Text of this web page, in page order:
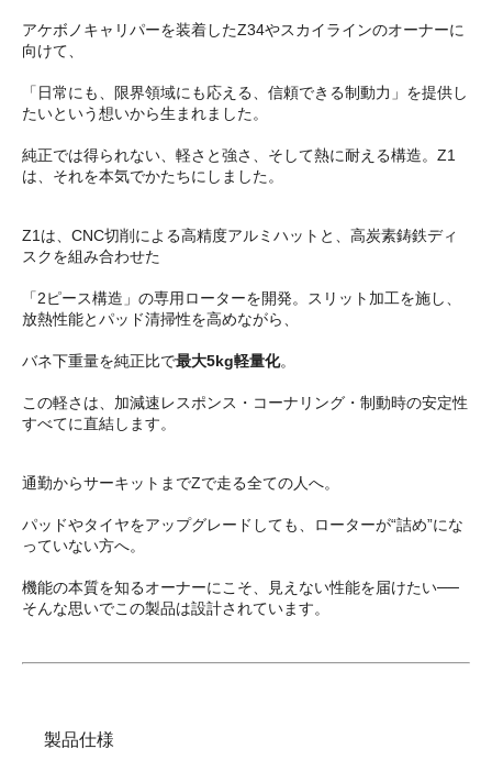
アケボノキャリパーを装着したZ34やスカイラインのオーナーに
向けて、
「日常にも、限界領域にも応える、信頼できる制動力」を提供し
たいという想いから生まれました。
純正では得られない、軽さと強さ、そして熱に耐える構造。Z1
は、それを本気でかたちにしました。
Z1は、CNC切削による高精度アルミハットと、高炭素鋳鉄ディ
スクを組み合わせた
「2ピース構造」の専用ローターを開発。スリット加工を施し、
放熱性能とパッド清掃性を高めながら、
バネ下重量を純正比で最大5kg軽量化。
この軽さは、加減速レスポンス・コーナリング・制動時の安定性
すべてに直結します。
通勤からサーキットまでZで走る全ての人へ。
パッドやタイヤをアップグレードしても、ローターが“詰め”にな
っていない方へ。
機能の本質を知るオーナーにこそ、見えない性能を届けたい──
そんな思いでこの製品は設計されています。
製品仕様